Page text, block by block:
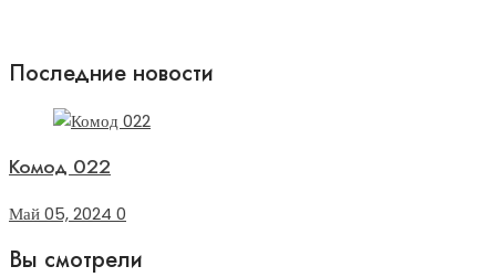
Последние новости
Комод 022
Май 05, 2024 0
Вы смотрели